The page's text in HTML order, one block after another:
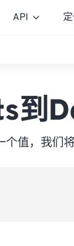
API
到
个值，我们